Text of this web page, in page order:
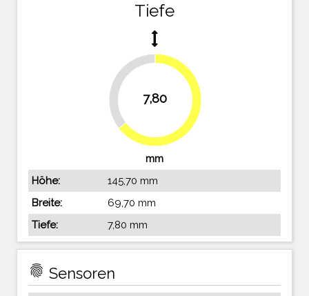
Tiefe
7,80
35.5%
64.5%
mm
Höhe:
145,70 mm
Breite:
69,70 mm
Tiefe:
7,80 mm
fingerprint Sensoren